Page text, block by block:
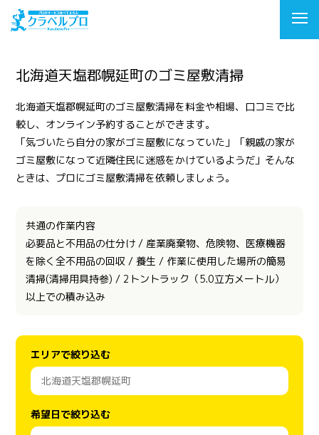
北海道天塩郡幌延町のゴミ屋敷清掃
北海道天塩郡幌延町のゴミ屋敷清掃を料金や相場、口コミで比
較し、オンライン予約することができます。
「気づいたら自分の家がゴミ屋敷になっていた」「親戚の家が
ゴミ屋敷になって近隣住民に迷惑をかけているようだ」そんな
ときは、プロにゴミ屋敷清掃を依頼しましょう。
共通の作業内容
必要品と不用品の仕分け / 産業廃棄物、危険物、医療機器
を除く全不用品の回収 / 養生 / 作業に使用した場所の簡易
清掃(清掃用具持参) / 2トントラック（5.0立方メートル）
以上での積み込み
エリアで絞り込む
希望日で絞り込む